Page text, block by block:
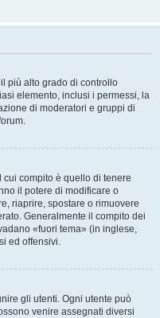
più alto grado di controllo
elemento, inclusi i permessi, la
di moderatori e gruppi di
cui compito è quello di tenere
il potere di modificare o
riaprire, spostare o rimuovere
Generalmente il compito dei
«fuori tema» (in inglese,
ed offensivi.
gli utenti. Ogni utente può
venire assegnati diversi